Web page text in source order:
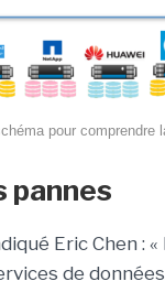
pour comprendre
pannes
Eric Chen
de